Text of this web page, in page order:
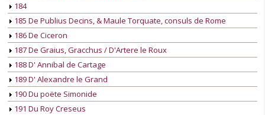
184
185 De Publius Decins, & Maule Torquate, consuls de Rome
186 De Ciceron
187 De Graius, Gracchus / D'Artere le Roux
188 D' Annibal de Cartage
189 D' Alexandre le Grand
190 Du poëte Simonide
191 Du Roy Creseus